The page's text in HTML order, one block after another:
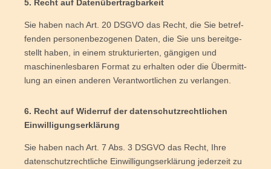
5. Recht auf Datenübertragbarkeit
Sie haben nach Art. 20 DSGVO das Recht, die Sie betref­
fen­den per­so­nen­be­zo­ge­nen Daten, die Sie uns bereit­ge­
stellt haben, in einem struk­tu­rier­ten, gän­gi­gen und
maschi­nen­les­ba­ren For­mat zu erhal­ten oder die Über­mitt­
lung an einen ande­ren Ver­ant­wort­li­chen zu verlangen.
6. Recht auf Wider­ruf der daten­schutz­recht­li­chen
Einwilligungserklärung
Sie haben nach Art. 7 Abs. 3 DSGVO das Recht, Ihre
daten­schutz­recht­li­che Ein­wil­li­gungs­er­klä­rung jeder­zeit zu